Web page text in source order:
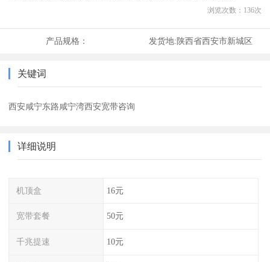
浏览次数： 136次
产品规格： 发货地:陕西省西安市新城区
关键词
西安咸宁东路咸宁湾西安宽带咨询
详细说明
机顶盒 16元
宽带套餐 50元
千兆提速 10元